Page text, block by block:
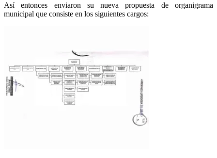
Así entonces enviaron su nueva propuesta de organigrama
municipal que consiste en los siguientes cargos: